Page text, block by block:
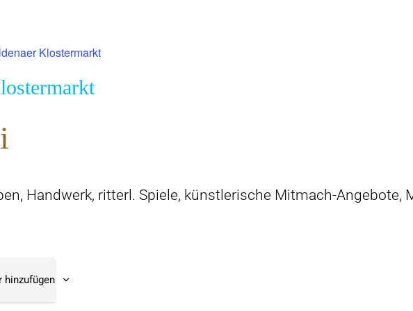
Klostermarkt
Handwerk, ritterl. Spiele, künstlerische Mitmach-Angebote,
hinzufügen